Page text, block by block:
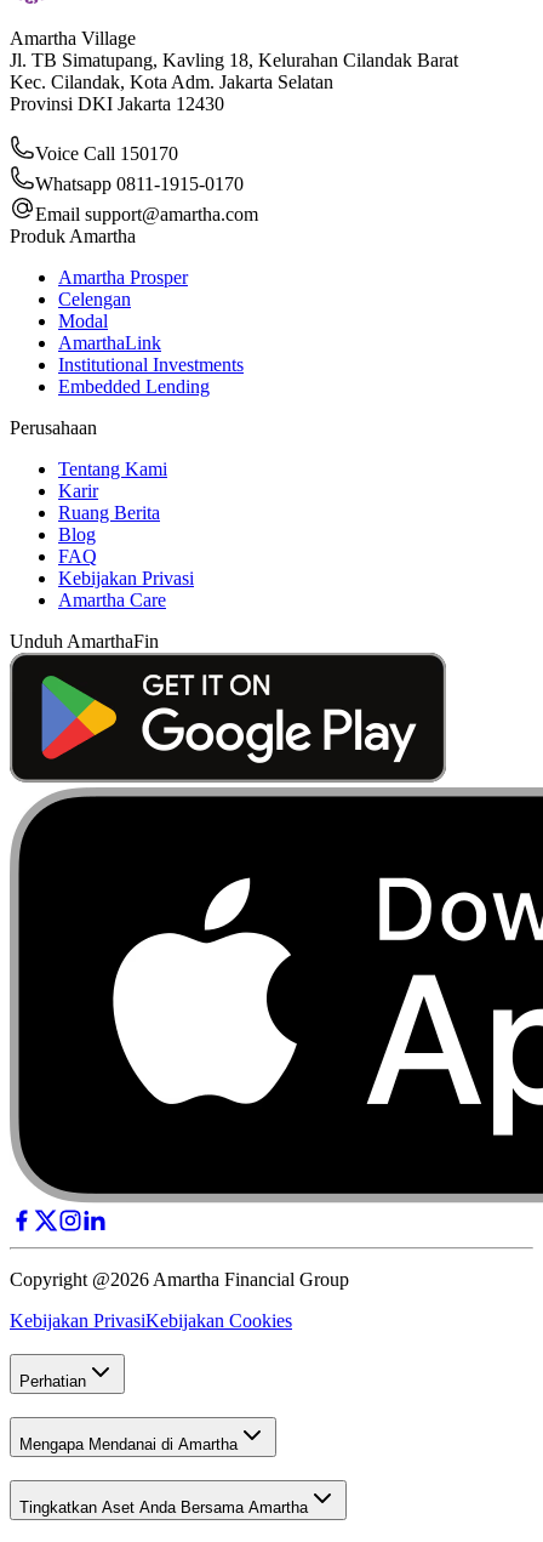
Amartha Village
Jl. TB Simatupang, Kavling 18, Kelurahan Cilandak Barat
Kec. Cilandak, Kota Adm. Jakarta Selatan
Provinsi DKI Jakarta 12430
Voice Call 150170
Whatsapp 0811-1915-0170
Email support@amartha.com
Produk Amartha
Amartha Prosper
Celengan
Modal
AmarthaLink
Institutional Investments
Embedded Lending
Perusahaan
Tentang Kami
Karir
Ruang Berita
Blog
FAQ
Kebijakan Privasi
Amartha Care
Unduh AmarthaFin
Copyright @2026 Amartha Financial Group
Kebijakan PrivasiKebijakan Cookies
Perhatian
Mengapa Mendanai di Amartha
Tingkatkan Aset Anda Bersama Amartha